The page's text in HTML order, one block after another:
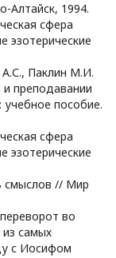
Алтайск, 1994.
сфера
эзотерические
Паклин М.И.
и преподавании
учебное пособие.
сфера
эзотерические
смыслов // Мир
во
самых
с Иосифом